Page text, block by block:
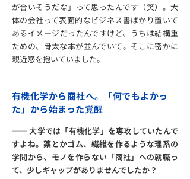
が合いそうだな」って思ったんです（笑）。大
体の会社って表面的なビジネス書ばかり置いて
あるイメージだったんですけど、うちは結構重
ための、骨太な本が並んでいて。そこに密かに
親近感を抱いていました。
有機化学から商社へ。「何でもよかっ
た」から始まった覚醒
── 大学では「有機化学」を専攻していたんで
すよね。薬とかゴム、繊維を作るような理系の
学問から、モノを作らない「商社」への就職っ
て、少しギャップがありませんでしたか？